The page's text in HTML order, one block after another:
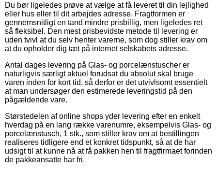
Du bør ligeledes prøve at vælge at få leveret til din lejlighed
eller hus eller til dit arbejdes adresse. Fragtformen er
gennemsnitligt en tand mindre prisbillig, men ligeledes ret
så fleksibel. Den mest prisbevidste metode til levering er
uden tvivl at du selv henter varerne, som dog stiller krav om
at du opholder dig tæt på internet selskabets adresse.
Antal dages levering på Glas- og porcelænstuscher er
naturligvis særligt aktuel forudsat du absolut skal bruge
varen inden for kort tid, så derfor er det utvivlsomt essentielt
at man undersøger den estimerede leveringstid på den
pågældende vare.
Størstedelen af online shops yder levering efter en enkelt
hverdag på en lang række varenumre, eksempelvis Glas- og
porcelænstusch, 1 stk., som stiller krav om at bestillingen
realiseres tidligere end et konkret tidspunkt, så at de har
udsigt til at kunne nå at få pakken hen til fragtfirmaet forinden
de pakkeansatte har fri.